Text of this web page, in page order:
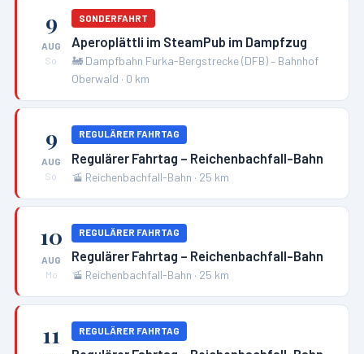
9
AUG
So
SONDERFAHRT
Aperoplättli im SteamPub im Dampfzug
🚂 Dampfbahn Furka-Bergstrecke (DFB) – Bahnhof
Oberwald · 0 km
9
AUG
So
REGULÄRER FAHRTAG
Regulärer Fahrtag – Reichenbachfall-Bahn
🚡 Reichenbachfall-Bahn · 25 km
10
AUG
Mo
REGULÄRER FAHRTAG
Regulärer Fahrtag – Reichenbachfall-Bahn
🚡 Reichenbachfall-Bahn · 25 km
11 REGULÄRER FAHRTAG